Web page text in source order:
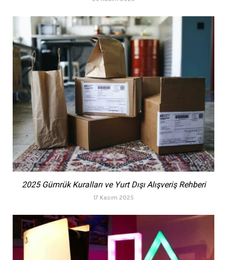
2025 Gümrük Kuralları ve Yurt Dışı Alışveriş Rehberi
17 Kasım 2025